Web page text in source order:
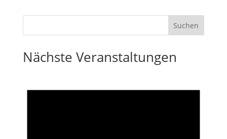
Nächste Veranstaltungen